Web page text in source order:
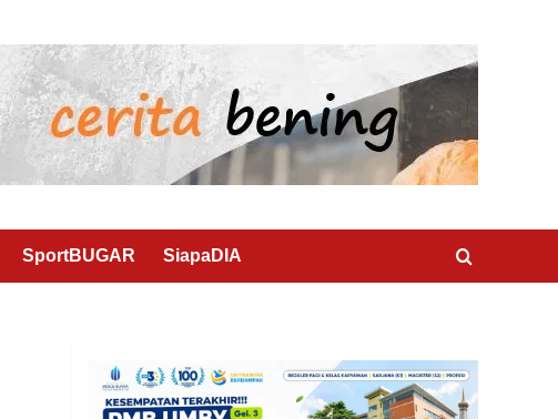
SportBUGAR SiapaDIA